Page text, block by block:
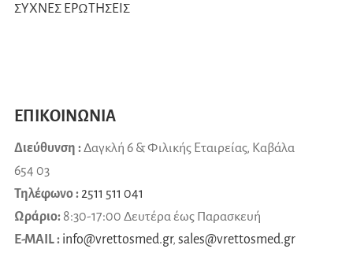
ΣΥΧΝΕΣ ΕΡΩΤΗΣΕΙΣ
ΕΠΙΚΟΙΝΩΝΙΑ
Διεύθυνση :Δαγκλή 6 & Φιλικής Εταιρείας, Καβάλα
654 03
Τηλέφωνο :2511 511 041
Ωράριο: 8:30-17:00 Δευτέρα έως Παρασκευή
E-MAIL : info@vrettosmed.gr, sales@vrettosmed.gr